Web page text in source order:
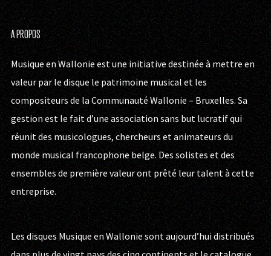
A PROPOS
Musique en Wallonie est une initiative destinée à mettre en
valeur par le disque le patrimoine musical et les
compositeurs de la Communauté Wallonie – Bruxelles. Sa
gestion est le fait d’une association sans but lucratif qui
réunit des musicologues, chercheurs et animateurs du
monde musical francophone belge. Des solistes et des
ensembles de première valeur ont prêté leur talent à cette
entreprise.
Les disques Musique en Wallonie sont aujourd’hui distribués